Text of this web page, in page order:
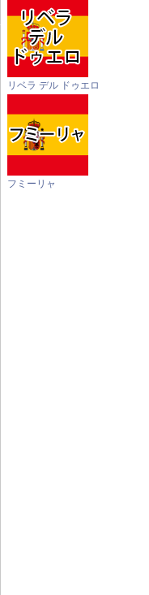
リベラ デル ドゥエロ
フミーリャ